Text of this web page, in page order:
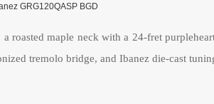
roasted maple neck with a 24-fret
tremolo bridge, and Ibanez die-cast